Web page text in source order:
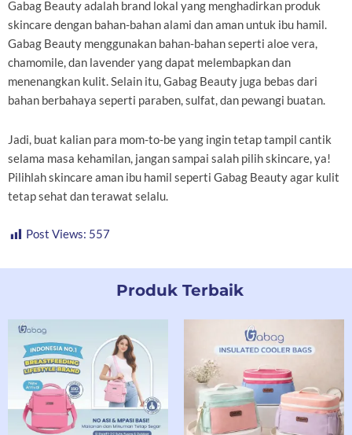
Gabag Beauty adalah brand lokal yang menghadirkan produk
skincare dengan bahan-bahan alami dan aman untuk ibu hamil.
Gabag Beauty menggunakan bahan-bahan seperti aloe vera,
chamomile, dan lavender yang dapat melembapkan dan
menenangkan kulit. Selain itu, Gabag Beauty juga bebas dari
bahan berbahaya seperti paraben, sulfat, dan pewangi buatan.
Jadi, buat kalian para mom-to-be yang ingin tetap tampil cantik
selama masa kehamilan, jangan sampai salah pilih skincare, ya!
Pilihlah skincare aman ibu hamil seperti Gabag Beauty agar kulit
tetap sehat dan terawat selalu.
Post Views: 557
Produk Terbaik